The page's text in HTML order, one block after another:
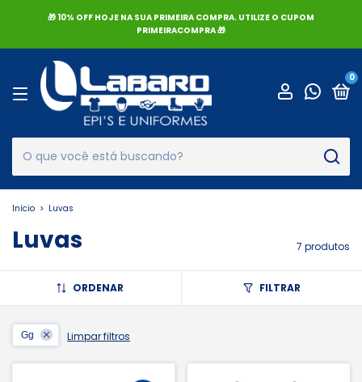
🎁 10% OFF HOJE NA SUA PRIMEIRA COMPRA. UTILIZE O CUPOM
PRIMEIRACOMPRA 🎁
0
Início > Luvas
Luvas 7 produtos
ORDENAR FILTRAR
Gg Limpar filtros